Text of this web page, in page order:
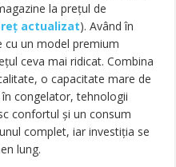
la prețul de
actualizat). Având în
cu un model premium
ceva mai ridicat. Combina
o capacitate mare de
congelator, tehnologii
confortul și un consum
complet, iar investiția se
lung.